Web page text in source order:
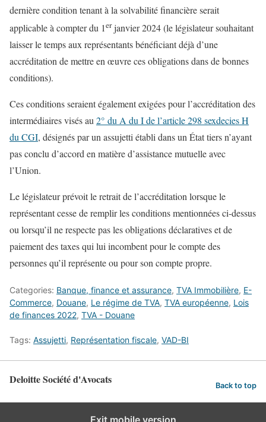
dernière condition tenant à la solvabilité financière serait
applicable à compter du 1erjanvier 2024 (le législateur souhaitant
laisser le temps aux représentants bénéficiant déjà d’une
accréditation de mettre en œuvre ces obligations dans de bonnes
conditions).
Ces conditions seraient également exigées pour l’accréditation des
intermédiaires visés au2° du A du I de l’article 298 sexdecies H
du CGI, désignés par un assujetti établi dans un État tiers n’ayant
pas conclu d’accord en matière d’assistance mutuelle avec
l’Union.
Le législateur prévoit le retrait de l’accréditation lorsque le
représentant cesse de remplir les conditions mentionnées ci-dessus
ou lorsqu’il ne respecte pas les obligations déclaratives et de
paiement des taxes qui lui incombent pour le compte des
personnes qu’il représente ou pour son compte propre.
Categories: Banque, finance et assurance, TVA Immobilière, E-
Commerce, Douane, Le régime de TVA, TVA européenne, Lois
de finances 2022, TVA - Douane
Tags: Assujetti, Représentation fiscale, VAD-BI
Deloitte Société d'Avocats Back to top